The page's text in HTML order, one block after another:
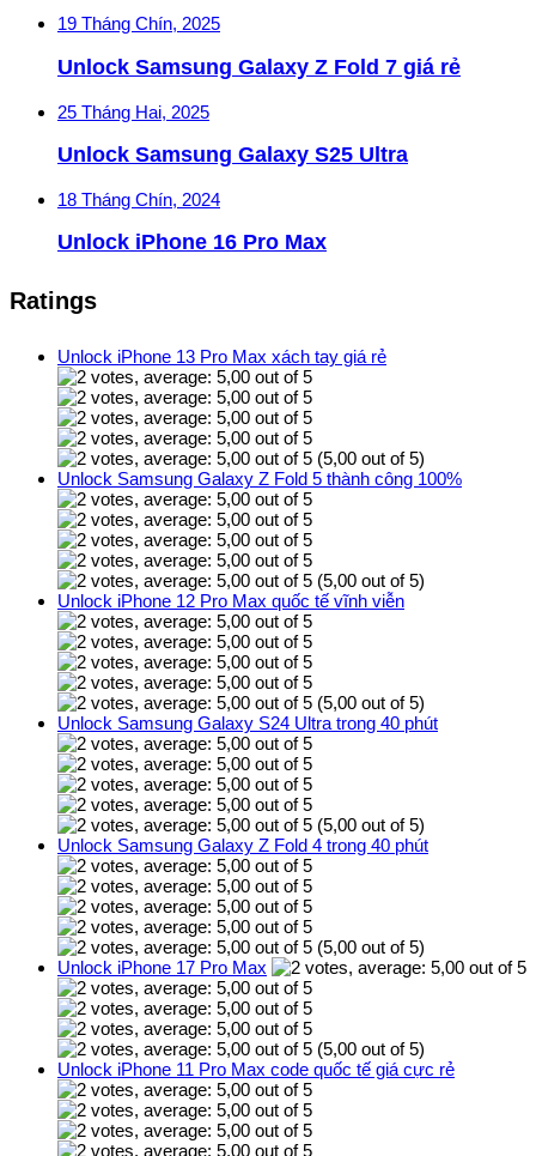
19 Tháng Chín, 2025
Unlock Samsung Galaxy Z Fold 7 giá rẻ
25 Tháng Hai, 2025
Unlock Samsung Galaxy S25 Ultra
18 Tháng Chín, 2024
Unlock iPhone 16 Pro Max
Ratings
Unlock iPhone 13 Pro Max xách tay giá rẻ
(5,00 out of 5)
Unlock Samsung Galaxy Z Fold 5 thành công 100%
(5,00 out of 5)
Unlock iPhone 12 Pro Max quốc tế vĩnh viễn
(5,00 out of 5)
Unlock Samsung Galaxy S24 Ultra trong 40 phút
(5,00 out of 5)
Unlock Samsung Galaxy Z Fold 4 trong 40 phút
(5,00 out of 5)
Unlock iPhone 17 Pro Max
(5,00 out of 5)
Unlock iPhone 11 Pro Max code quốc tế giá cực rẻ